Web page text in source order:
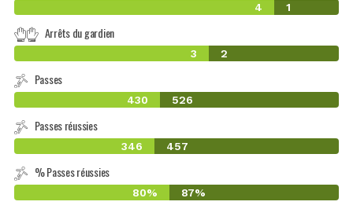
4 1
Arrêts du gardien
3 2
Passes
430 526
Passes réussies
346 457
% Passes réussies
80% 87%